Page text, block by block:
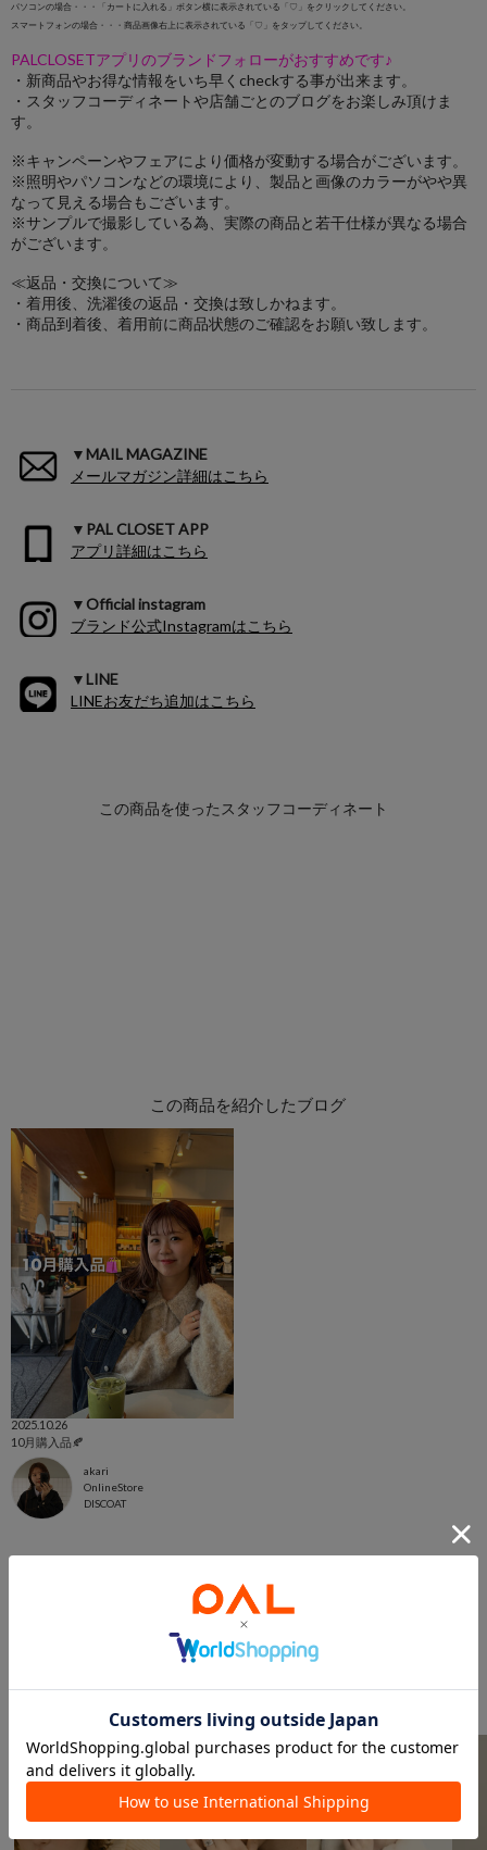
パソコンの場合・・・「カートに入れる」ボタン横に表示されている「♡」をクリックしてください。
スマートフォンの場合・・・商品画像右上に表示されている「♡」をタップしてください。
PALCLOSETアプリのブランドフォローがおすすめです♪
・新商品やお得な情報をいち早くcheckする事が出来ます。
・スタッフコーディネートや店舗ごとのブログをお楽しみ頂けま
す。
※キャンペーンやフェアにより価格が変動する場合がございます。
※照明やパソコンなどの環境により、製品と画像のカラーがやや異
なって見える場合もございます。
※サンプルで撮影している為、実際の商品と若干仕様が異なる場合
がございます。
≪返品・交換について≫
・着用後、洗濯後の返品・交換は致しかねます。
・商品到着後、着用前に商品状態のご確認をお願い致します。
▼MAIL MAGAZINE
メールマガジン詳細はこちら
▼PAL CLOSET APP
アプリ詳細はこちら
▼Official instagram
ブランド公式Instagramはこちら
▼LINE
LINEお友だち追加はこちら
この商品を紹介したブログ
2025.10.26
10月購入品🍂
akari
OnlineStore
DISCOAT
このアイテムを見た人は
こんなアイテムも見ています